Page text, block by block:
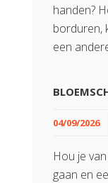
handen?
borduren,
een
04/09/2026
Hou je
gaan en